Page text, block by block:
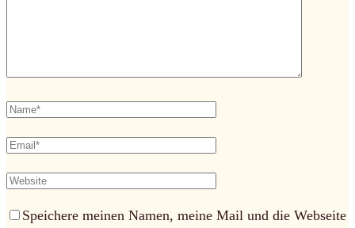
Speichere meinen Namen, meine Mail und die Webseite